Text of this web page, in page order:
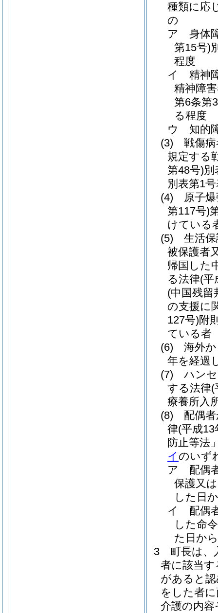
種類に応
の
ア
身体
第15号)
程度
イ
精神
精神障
第6条第
る程度
ウ
知
(3)
戦傷
規定する
第48号)別
別表第1
(4)
原子
第117号)
けている
(5)
生活
被保護者
帰国した
る法律(平
(中国残留
の支援に
127号)附
ている者
(6)
海外
年を経過
(7)
ハン
する法律(
療養所入
(8)
配偶
律(平成
防止等法
イ のいず
ア
配偶
保護又
した日
イ
配偶
した命
た日か
3
町長は、
者に該当
があると
をした者
介護の内